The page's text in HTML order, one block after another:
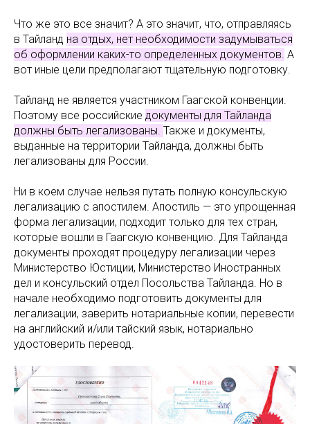
Что же это все значит? А это значит, что, отправляясь
в Тайланд на отдых, нет необходимости задумываться
об оформлении каких-то определенных документов. А
вот иные цели предполагают тщательную подготовку.
Тайланд не является участником Гаагской конвенции.
Поэтому все российские документы для Тайланда
должны быть легализованы. Также и документы,
выданные на территории Тайланда, должны быть
легализованы для России.
Ни в коем случае нельзя путать полную консульскую
легализацию с апостилем. Апостиль — это упрощенная
форма легализации, подходит только для тех стран,
которые вошли в Гаагскую конвенцию. Для Тайланда
документы проходят процедуру легализации через
Министерство Юстиции, Министерство Иностранных
дел и консульский отдел Посольства Тайланда. Но в
начале необходимо подготовить документы для
легализации, заверить нотариальные копии, перевести
на английский и/или тайский язык, нотариально
удостоверить перевод.